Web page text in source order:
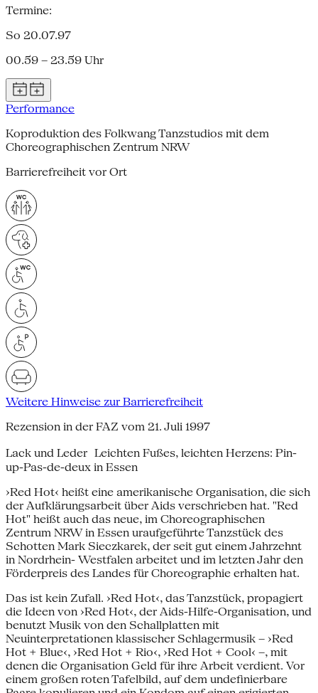
Termine:
So 20.07.97
00.59 – 23.59 Uhr
Performance
Koproduktion des Folkwang Tanzstudios mit dem
Choreographischen Zentrum NRW
Barrierefreiheit vor Ort
Weitere Hinweise zur Barrierefreiheit
Rezension in der FAZ vom 21. Juli 1997
Lack und Leder Leichten Fußes, leichten Herzens: Pin-
up-Pas-de-deux in Essen
›Red Hot‹ heißt eine amerikanische Organisation, die sich
der Aufklärungsarbeit über Aids verschrieben hat. "Red
Hot" heißt auch das neue, im Choreographischen
Zentrum NRW in Essen uraufgeführte Tanzstück des
Schotten Mark Sieczkarek, der seit gut einem Jahrzehnt
in Nordrhein- Westfalen arbeitet und im letzten Jahr den
Förderpreis des Landes für Choreographie erhalten hat.
Das ist kein Zufall. ›Red Hot‹, das Tanzstück, propagiert
die Ideen von ›Red Hot‹, der Aids-Hilfe-Organisation, und
benutzt Musik von den Schallplatten mit
Neuinterpretationen klassischer Schlagermusik – ›Red
Hot + Blue‹, ›Red Hot + Rio‹, ›Red Hot + Cool‹ –, mit
denen die Organisation Geld für ihre Arbeit verdient. Vor
einem großen roten Tafelbild, auf dem undefinierbare